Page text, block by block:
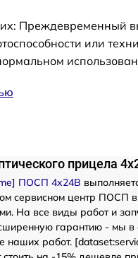
Преждевременный
или
прицела
ПОСП 4x24B
сервисном центр ПОСП
На все виды работ и
гарантию - мы в
наших работ.